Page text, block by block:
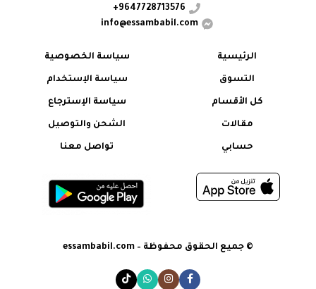
9647728713576+
info@essambabil.com
الرئيسية
التسوق
كل الأقسام
مقالات
حسابي
سياسة الخصوصية
سياسة الإستخدام
سياسة الإسترجاع
الشحن والتوصيل
تواصل معنا
© جميع الحقوق محفوظة – essambabil.com